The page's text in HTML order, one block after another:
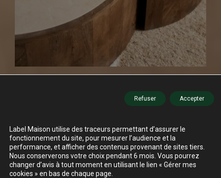
Label Maison utilise des traceurs permettant d’assurer le
fonctionnement du site, pour mesurer l’audience et la
performance, et afficher des contenus provenant de sites tiers.
Nous conserverons votre choix pendant 6 mois. Vous pourrez
changer d’avis à tout moment en utilisant le lien « Gérer mes
cookies » en bas de chaque page.
Accepter
Refuser